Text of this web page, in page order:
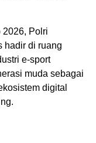
2026, Polri
hadir di ruang
e-sport
muda sebagai
digital